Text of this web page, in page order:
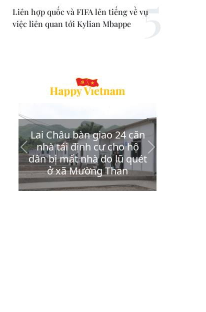
Liên hợp quốc và FIFA lên tiếng về vụ
việc liên quan tới Kylian Mbappe